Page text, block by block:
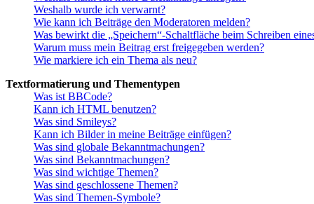
Weshalb wurde ich verwarnt?
Wie kann ich Beiträge den Moderatoren melden?
Was bewirkt die „Speichern“-Schaltfläche beim Schreiben
Warum muss mein Beitrag erst freigegeben werden?
Wie markiere ich ein Thema als neu?
Textformatierung und Thementypen
Was ist BBCode?
Kann ich HTML benutzen?
Was sind Smileys?
Kann ich Bilder in meine Beiträge einfügen?
Was sind globale Bekanntmachungen?
Was sind Bekanntmachungen?
Was sind wichtige Themen?
Was sind geschlossene Themen?
Was sind Themen-Symbole?